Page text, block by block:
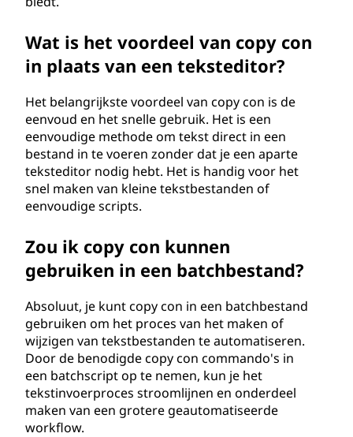
Wat is het voordeel van copy con
in plaats van een teksteditor?
Het belangrijkste voordeel van copy con is de
eenvoud en het snelle gebruik. Het is een
eenvoudige methode om tekst direct in een
bestand in te voeren zonder dat je een aparte
teksteditor nodig hebt. Het is handig voor het
snel maken van kleine tekstbestanden of
eenvoudige scripts.
Zou ik copy con kunnen
gebruiken in een batchbestand?
Absoluut, je kunt copy con in een batchbestand
gebruiken om het proces van het maken of
wijzigen van tekstbestanden te automatiseren.
Door de benodigde copy con commando's in
een batchscript op te nemen, kun je het
tekstinvoerproces stroomlijnen en onderdeel
maken van een grotere geautomatiseerde
workflow.